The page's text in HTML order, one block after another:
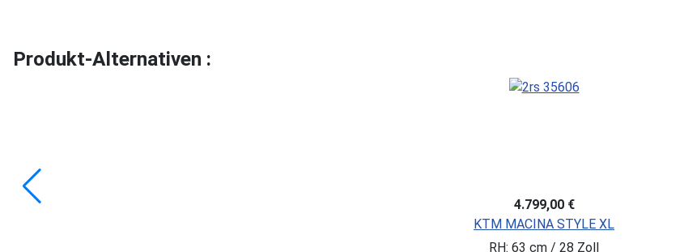
Produkt-Alternativen :
4.799,00 €
KTM MACINA STYLE XL
RH: 63 cm / 28 Zoll